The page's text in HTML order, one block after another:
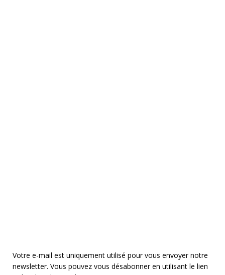
Votre e-mail est uniquement utilisé pour vous envoyer notre
newsletter. Vous pouvez vous désabonner en utilisant le lien